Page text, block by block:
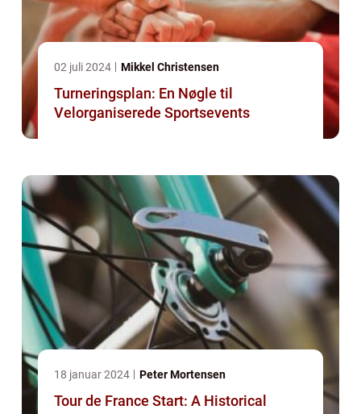
02 juli 2024 Mikkel Christensen
Turneringsplan: En Nøgle til
Velorganiserede Sportsevents
18 januar 2024 Peter Mortensen
Tour de France Start: A Historical